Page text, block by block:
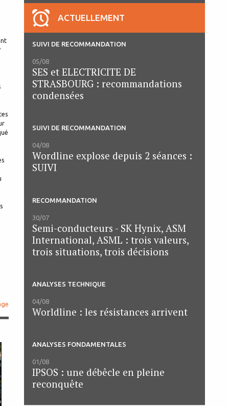
ACTUELLEMENT
SUIVI DE RECOMMANDATION
05/08
SES et ELECTRICITE DE
STRASBOURG : recommandations
condensées
SUIVI DE RECOMMANDATION
04/08
Wordline explose depuis 2 séances :
SUIVI
RECOMMANDATION
30/07
Semi-conducteurs - SK Hynix, ASM
International, ASML : trois valeurs,
trois situations, trois décisions
ANALYSES TECHNIQUE
04/08
Worldline : les résistances arrivent
ANALYSES FONDAMENTALES
01/08
IPSOS : une débêcle en pleine
reconquête